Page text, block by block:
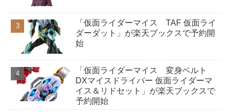
「仮面ライダーマイス TAF 仮面ライ
ダーダット」が楽天ブックスで予約開
始
「仮面ライダーマイス 変身ベルト
DXマイスドライバー 仮面ライダーマ
イス＆リドセット」が楽天ブックスで
予約開始